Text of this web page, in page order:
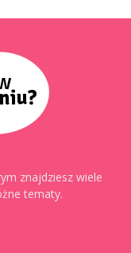
znajdziesz wiele
tematy.